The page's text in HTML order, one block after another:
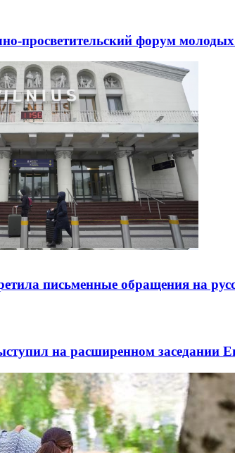
просветительский форум
письменные обращения на
на расширенном заседании